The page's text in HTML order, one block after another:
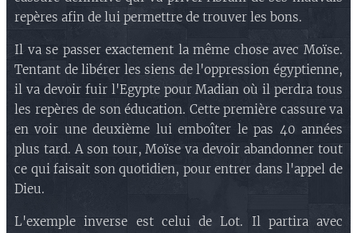
repères afin de lui permettre de trouver les bons.
Il va se passer exactement la même chose avec Moïse.
Tentant de libérer les siens de l'oppression égyptienne,
il va devoir fuir l'Egypte pour Madian où il perdra tous
les repères de son éducation. Cette première cassure va
en voir une deuxième lui emboîter le pas 40 années
plus tard. A son tour, Moïse va devoir abandonner tout
ce qui faisait son quotidien, pour entrer dans l'appel de
Dieu.
L'exemple inverse est celui de Lot. Il partira avec